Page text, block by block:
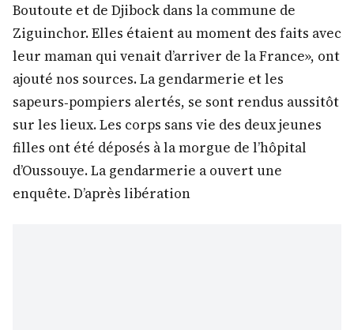
Boutoute et de Djibock dans la commune de
Ziguinchor. Elles étaient au moment des faits avec
leur maman qui venait d’arriver de la France», ont
ajouté nos sources. La gendarmerie et les
sapeurs‐pompiers alertés, se sont rendus aussitôt
sur les lieux. Les corps sans vie des deux jeunes
filles ont été déposés à la morgue de l’hôpital
d’Oussouye. La gendarmerie a ouvert une
enquête. D’après libération